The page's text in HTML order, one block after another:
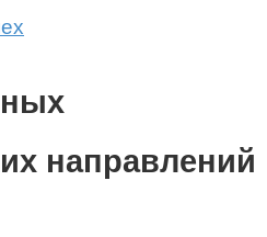
направлений